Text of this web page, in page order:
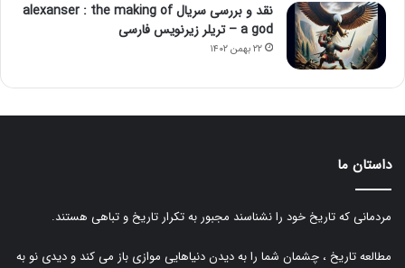
نقد و بررسی سریال alexanser : the making of
a god – تریلر زیرنویس فارسی
۲۲ بهمن ۱۴۰۲
داستان ما
مردمانی که تاریخ خود را نشناسند مجبور به تکرار تاریخ و تباهی هستند.
مطالعه تاریخ ، چشمان شما را به دیدن دنیاهایی موازی باز می کند و دیدی نو به